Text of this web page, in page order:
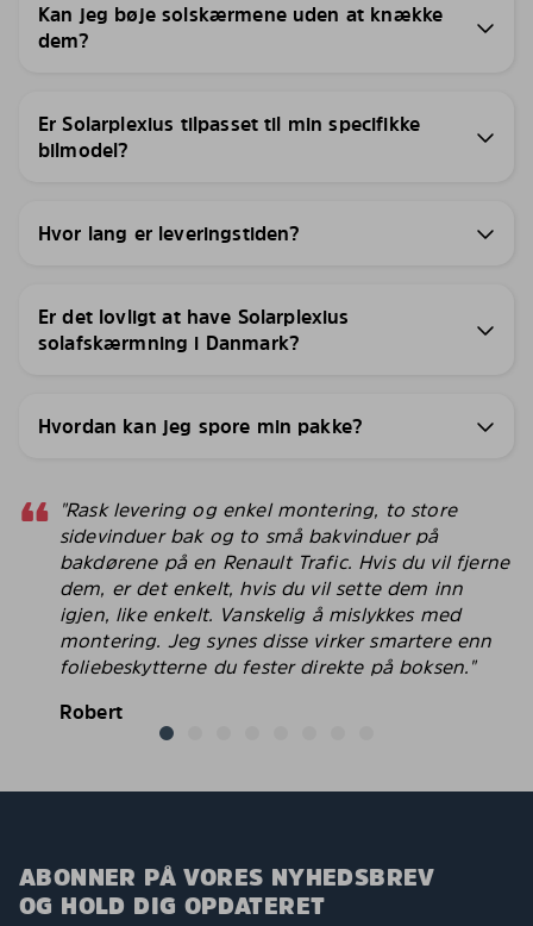
Kan jeg bøje solskærmene uden at knække
dem?
Er Solarplexius tilpasset til min specifikke
bilmodel?
Hvor lang er leveringstiden?
Er det lovligt at have Solarplexius
solafskærmning i Danmark?
Hvordan kan jeg spore min pakke?
"Rask levering og enkel montering, to store
sidevinduer bak og to små bakvinduer på
bakdørene på en Renault Trafic. Hvis du vil fjerne
dem, er det enkelt, hvis du vil sette dem inn
igjen, like enkelt. Vanskelig å mislykkes med
montering. Jeg synes disse virker smartere enn
foliebeskytterne du fester direkte på boksen."
Robert
ABONNER PÅ VORES NYHEDSBREV
OG HOLD DIG OPDATERET